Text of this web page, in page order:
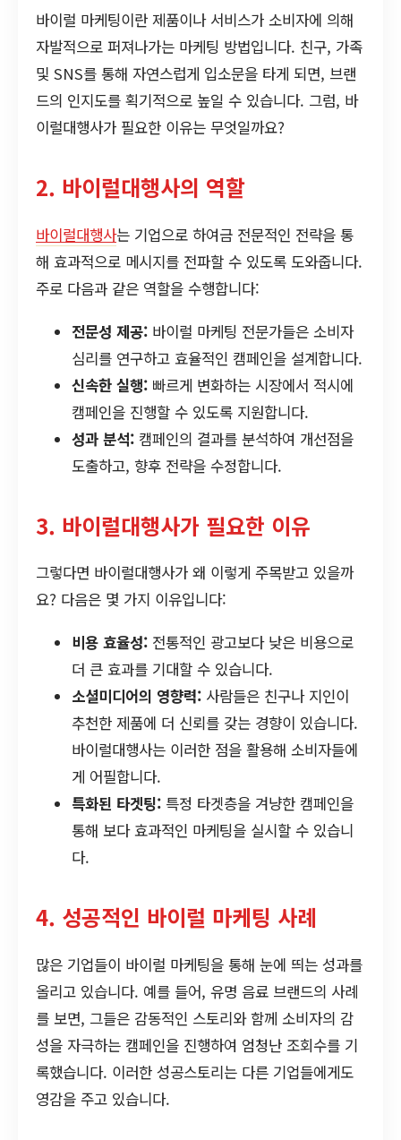
바이럴 마케팅이란 제품이나 서비스가 소비자에 의해
자발적으로 퍼져나가는 마케팅 방법입니다. 친구, 가족
및 SNS를 통해 자연스럽게 입소문을 타게 되면, 브랜
드의 인지도를 획기적으로 높일 수 있습니다. 그럼, 바
이럴대행사가 필요한 이유는 무엇일까요?
2. 바이럴대행사의 역할
바이럴대행사는 기업으로 하여금 전문적인 전략을 통
해 효과적으로 메시지를 전파할 수 있도록 도와줍니다.
주로 다음과 같은 역할을 수행합니다:
전문성 제공: 바이럴 마케팅 전문가들은 소비자
심리를 연구하고 효율적인 캠페인을 설계합니다.
신속한 실행: 빠르게 변화하는 시장에서 적시에
캠페인을 진행할 수 있도록 지원합니다.
성과 분석: 캠페인의 결과를 분석하여 개선점을
도출하고, 향후 전략을 수정합니다.
3. 바이럴대행사가 필요한 이유
그렇다면 바이럴대행사가 왜 이렇게 주목받고 있을까
요? 다음은 몇 가지 이유입니다:
비용 효율성: 전통적인 광고보다 낮은 비용으로
더 큰 효과를 기대할 수 있습니다.
소셜미디어의 영향력: 사람들은 친구나 지인이
추천한 제품에 더 신뢰를 갖는 경향이 있습니다.
바이럴대행사는 이러한 점을 활용해 소비자들에
게 어필합니다.
특화된 타겟팅: 특정 타겟층을 겨냥한 캠페인을
통해 보다 효과적인 마케팅을 실시할 수 있습니
다.
4. 성공적인 바이럴 마케팅 사례
많은 기업들이 바이럴 마케팅을 통해 눈에 띄는 성과를
올리고 있습니다. 예를 들어, 유명 음료 브랜드의 사례
를 보면, 그들은 감동적인 스토리와 함께 소비자의 감
성을 자극하는 캠페인을 진행하여 엄청난 조회수를 기
록했습니다. 이러한 성공스토리는 다른 기업들에게도
영감을 주고 있습니다.